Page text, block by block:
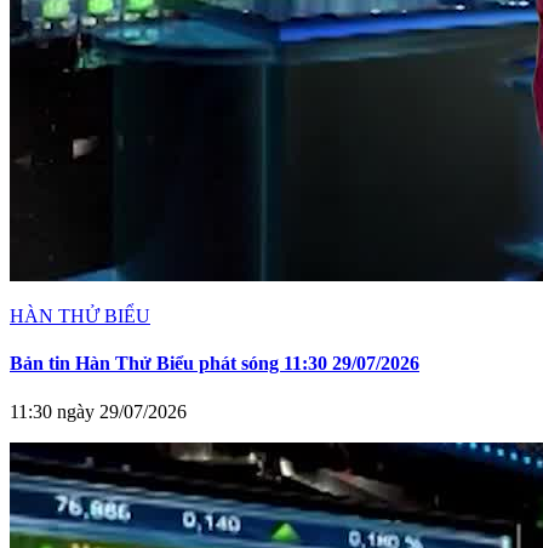
HÀN THỬ BIỂU
Bản tin Hàn Thử Biểu phát sóng 11:30 29/07/2026
11:30 ngày 29/07/2026